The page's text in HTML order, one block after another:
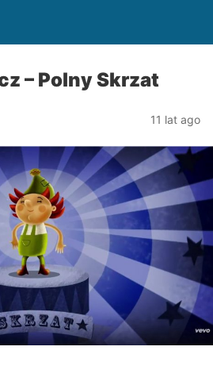
– Polny Skrzat
11 lat ago